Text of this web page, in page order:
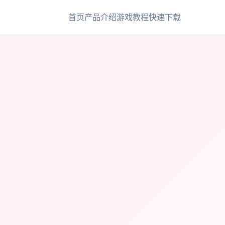
首页产品介绍游戏教程快速下载